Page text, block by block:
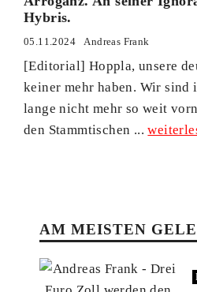
Hybris.
05.11.2024 Andreas Frank
[Editorial] Hoppla, unsere
keiner mehr haben. Wir sind
lange nicht mehr so weit
den Stammtischen ...
AM MEISTEN